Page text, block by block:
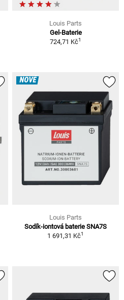
Louis Parts
Gel-Baterie
724,71 Kč1
NOVÉ
Louis Parts
Sodík-iontová baterie SNA7S
1 691,31 Kč1